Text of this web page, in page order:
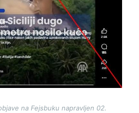
na Fejsbuku napravljen 02.